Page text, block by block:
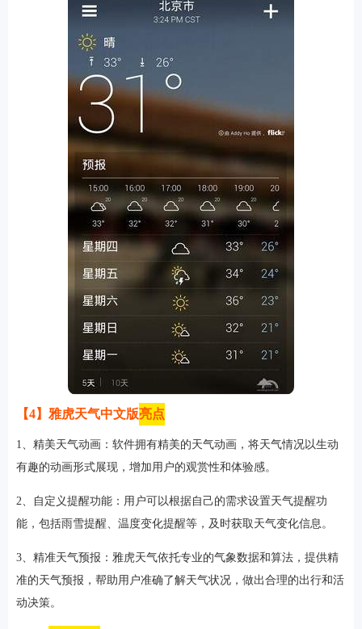
【4】雅虎天气中文版亮点
1、精美天气动画：软件拥有精美的天气动画，将天气情况以生动
有趣的动画形式展现，增加用户的观赏性和体验感。
2、自定义提醒功能：用户可以根据自己的需求设置天气提醒功
能，包括雨雪提醒、温度变化提醒等，及时获取天气变化信息。
3、精准天气预报：雅虎天气依托专业的气象数据和算法，提供精
准的天气预报，帮助用户准确了解天气状况，做出合理的出行和活
动决策。